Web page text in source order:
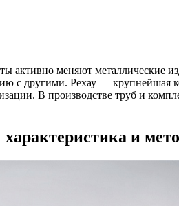
активно меняют металлические
с другими. Рехау — крупнейшая
В производстве труб и
и